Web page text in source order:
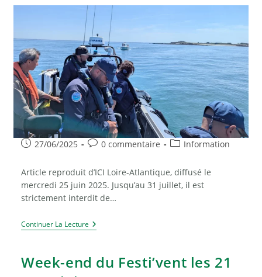
Publication
27/06/2025
Commentaires
la
publication :
0 commentaire
PostInformation
Article reproduit d’ICI Loire-Atlantique, diffusé le
mercredi 25 juin 2025. Jusqu’au 31 juillet, il est
strictement interdit de…
Continuer La LectureDes
Contrôles
Et
Autour
Week-end du Festi’vent les 21